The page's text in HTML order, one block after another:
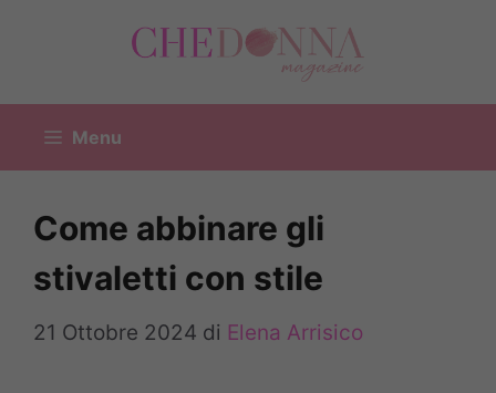
Menu
Come abbinare gli
stivaletti con stile
21 Ottobre 2024 di Elena Arrisico